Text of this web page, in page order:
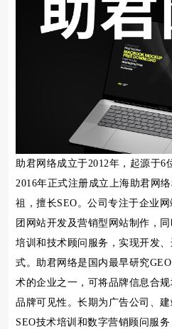
助君网络成立于2012年，起源于6
2016年正式注册成立上海助君网
祖，擅长SEO。公司专注于企业
团网站开发及营销型网站制作，
培训和技术顾问服务，实现开发
式。助君网络是国内最早研究
术的企业之一，可将品牌信息合
品牌可见性。长期为广告公司、
SEO技术培训和数字营销顾问服